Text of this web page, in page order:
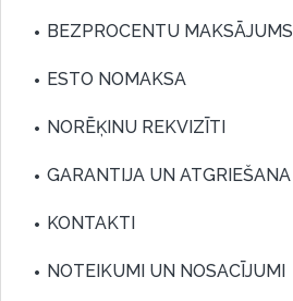
BEZPROCENTU MAKSĀJUMS
ESTO NOMAKSA
NORĒĶINU REKVIZĪTI
GARANTIJA UN ATGRIEŠANA
KONTAKTI
NOTEIKUMI UN NOSACĪJUMI